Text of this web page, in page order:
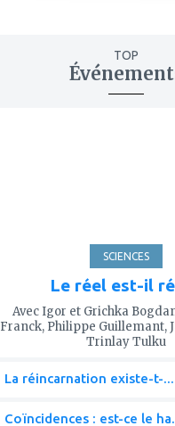
TOP
SCIENCES
Le réel est-il
Avec Igor et Grichka
Franck, Philippe Guillemant,
Trinlay Tulku
La réincarnation existe-t-...
Coïncidences : est-ce le